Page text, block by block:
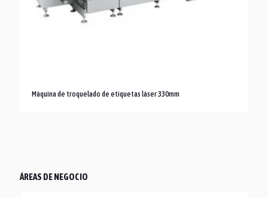
Máquina de troquelado de etiquetas láser 330mm
ÁREAS DE NEGOCIO